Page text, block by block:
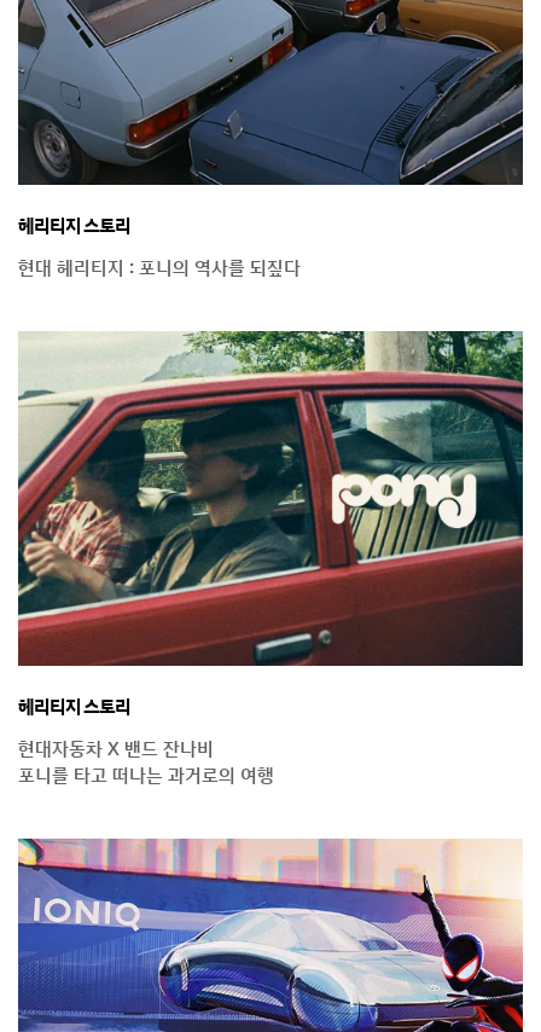
헤리티지 스토리
현대 헤리티지 : 포니의 역사를 되짚다
헤리티지 스토리
현대자동차 X 밴드 잔나비
포니를 타고 떠나는 과거로의 여행